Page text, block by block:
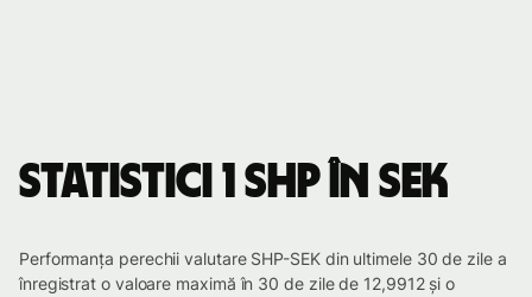
Statistici 1 SHP în SEK
Performanța perechii valutare SHP-SEK din ultimele 30 de zile a
înregistrat o valoare maximă în 30 de zile de 12,9912 și o